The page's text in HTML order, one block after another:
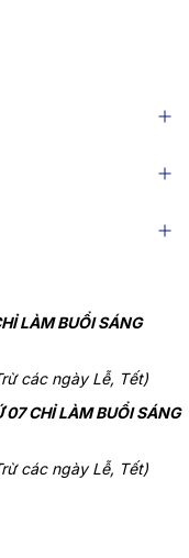
LÀM BUỔI SÁNG
các ngày Lễ, Tết)
07 CHỈ LÀM BUỔI SÁNG
các ngày Lễ, Tết)